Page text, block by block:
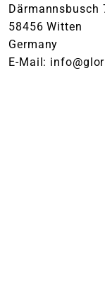
Därmannsbusch
58456 Witten
Germany
E-Mail: